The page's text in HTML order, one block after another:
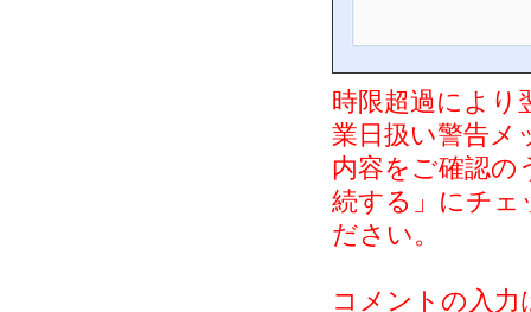
時限超過により
業日扱い警告メ
内容をご確認の
続する」にチェ
ださい。
コメントの入